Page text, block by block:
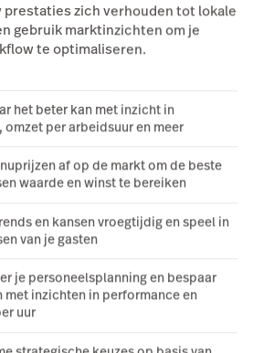
prestaties zich verhouden tot lokale
gebruik marktinzichten om je
te optimaliseren.
het beter kan met inzicht in
per arbeidsuur en meer
af op de markt om de beste
waarde en winst te bereiken
en kansen vroegtijdig en speel in
van je gasten
je personeelsplanning en bespaar
inzichten in performance en
uur